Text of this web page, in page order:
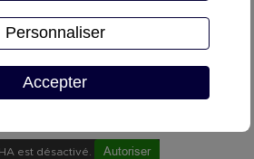
devis
est désactivé. Autoriser
Accepter
Personnaliser